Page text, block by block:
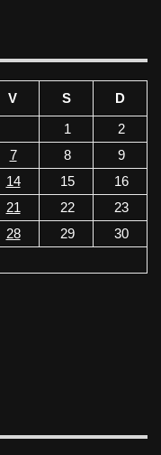
V S
D
1
2
7 8
9
14 15
16
21 22
23
28 29
30